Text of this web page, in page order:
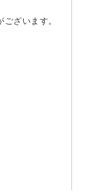
ざいます。